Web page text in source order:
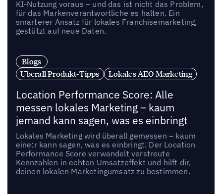
KI-Nutzung voraus – und das ist nicht das Problem,
für das Markenverantwortliche es halten. Ein
smarterer Ansatz für lokales Franchisemarketing,
gestützt auf neue Daten.
Blogs
Uberall Produkt-Tipps
Lokales AEO Marketing
Location Performance Score: Alle
messen lokales Marketing – kaum
jemand kann sagen, was es einbringt
Lokales Marketing wird überall gemessen – kaum
eine:r kann sagen, was es einbringt. Der Location
Performance Score verwandelt verstreute
Kennzahlen in echten Umsatzeffekt und hilft dir,
deinen lokalen Marketingumsatz zu bestimmen.